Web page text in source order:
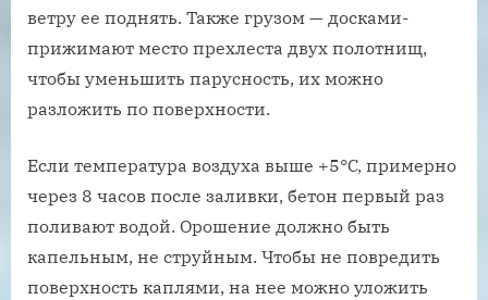
ветру ее поднять. Также грузом — досками-
прижимают место прехлеста двух полотнищ,
чтобы уменьшить парусность, их можно
разложить по поверхности.
Если температура воздуха выше +5°C, примерно
через 8 часов после заливки, бетон первый раз
поливают водой. Орошение должно быть
капельным, не струйным. Чтобы не повредить
поверхность каплями, на нее можно уложить